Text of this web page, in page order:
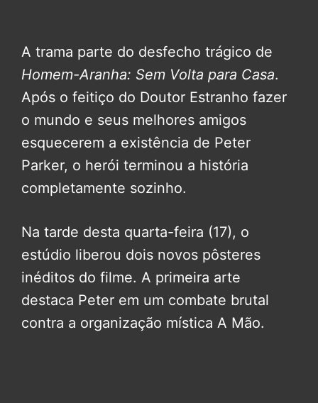
A trama parte do desfecho trágico de
Homem-Aranha: Sem Volta para Casa.
Após o feitiço do Doutor Estranho fazer
o mundo e seus melhores amigos
esquecerem a existência de Peter
Parker, o herói terminou a história
completamente sozinho.
Na tarde desta quarta-feira (17), o
estúdio liberou dois novos pôsteres
inéditos do filme. A primeira arte
destaca Peter em um combate brutal
contra a organização mística A Mão.